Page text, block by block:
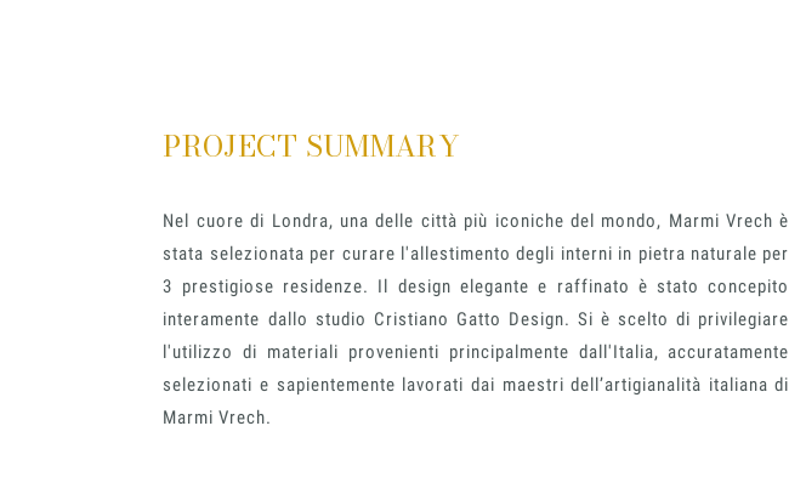
PROJECT SUMMARY
Nel cuore di Londra, una delle città più iconiche del mondo, Marmi Vrech è
stata selezionata per curare l'allestimento degli interni in pietra naturale per
3 prestigiose residenze. Il design elegante e raffinato è stato concepito
interamente dallo studio Cristiano Gatto Design. Si è scelto di privilegiare
l'utilizzo di materiali provenienti principalmente dall'Italia, accuratamente
selezionati e sapientemente lavorati dai maestri dell’artigianalità italiana di
Marmi Vrech.